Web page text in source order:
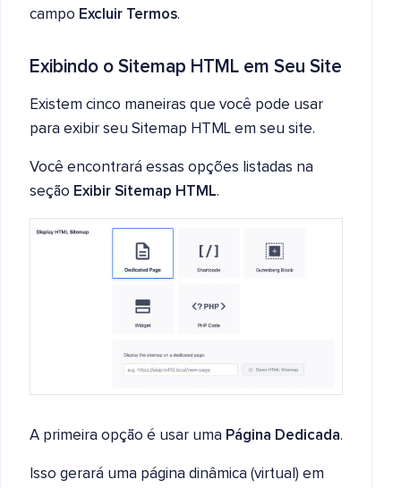
campo Excluir Termos.
Exibindo o Sitemap HTML em Seu Site
Existem cinco maneiras que você pode usar
para exibir seu Sitemap HTML em seu site.
Você encontrará essas opções listadas na
seção Exibir Sitemap HTML.
A primeira opção é usar uma Página Dedicada.
Isso gerará uma página dinâmica (virtual) em